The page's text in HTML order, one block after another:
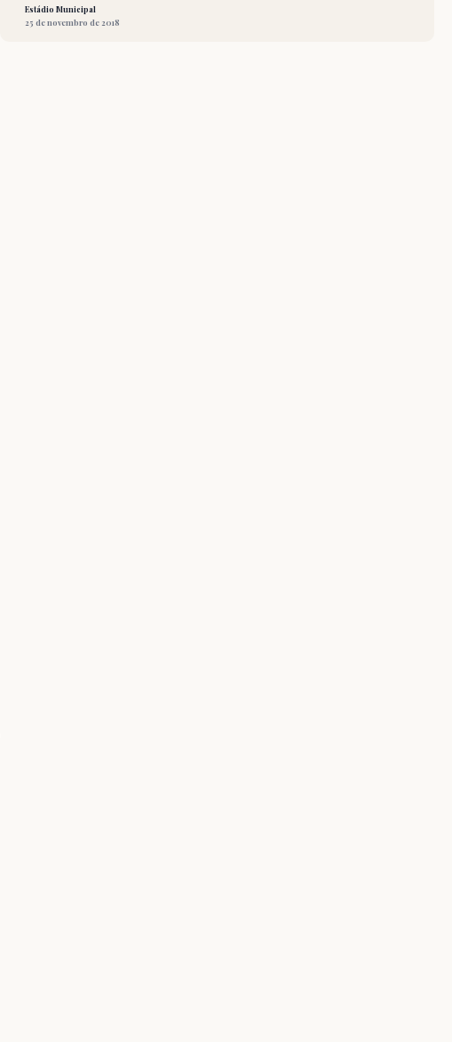
Estádio Municipal
25 de novembro de 2018